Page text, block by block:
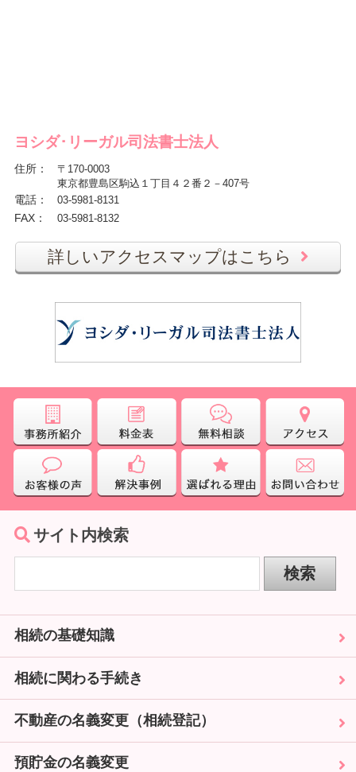
ヨシダ･リーガル司法書士法人
住所：
〒170-0003
東京都豊島区駒込１丁目４２番２－407号
電話： 03-5981-8131
FAX： 03-5981-8132
詳しいアクセスマップはこちら
サイト内検索
相続の基礎知識
相続に関わる手続き
不動産の名義変更（相続登記）
預貯金の名義変更